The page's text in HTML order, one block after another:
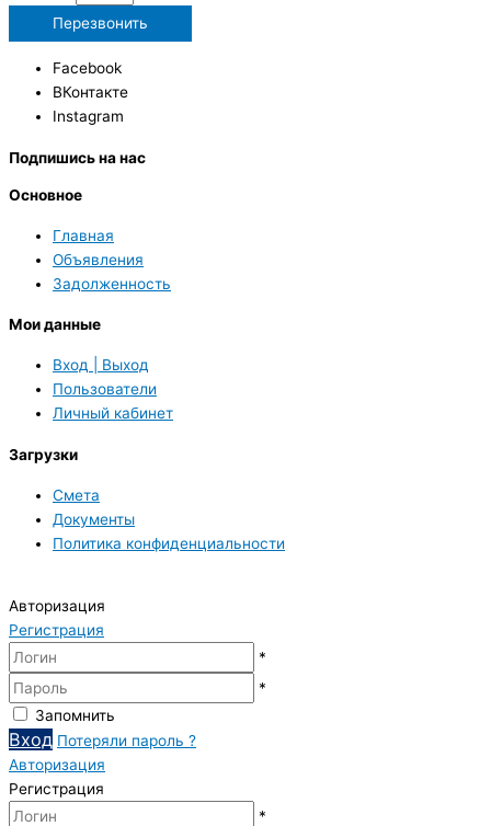
Перезвонить
Facebook
ВКонтакте
Instagram
Подпишись на нас
Основное
Главная
Объявления
Задолженность
Мои данные
Вход | Выход
Пользователи
Личный кабинет
Загрузки
Смета
Документы
Политика конфиденциальности
Авторизация
Регистрация
*
*
Запомнить
Вход Потеряли пароль ?
Авторизация
Регистрация
*